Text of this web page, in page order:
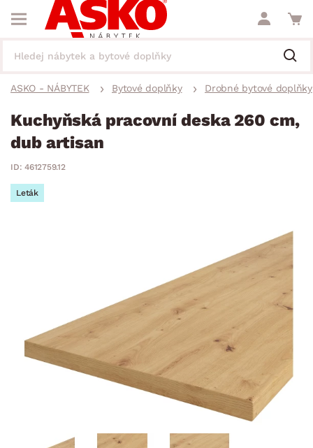
ASKO - NÁBYTEK Bytové doplňky Drobné bytové doplňky
Kuchyňská pracovní deska 260 cm,
dub artisan
ID: 4612759.12
Leták